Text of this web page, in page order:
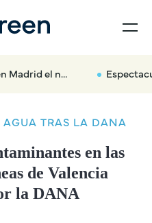
euros a los coches más contaminantes Espectacular traslado por
AGUA TRAS LA DANA
en las
de Valencia
la DANA